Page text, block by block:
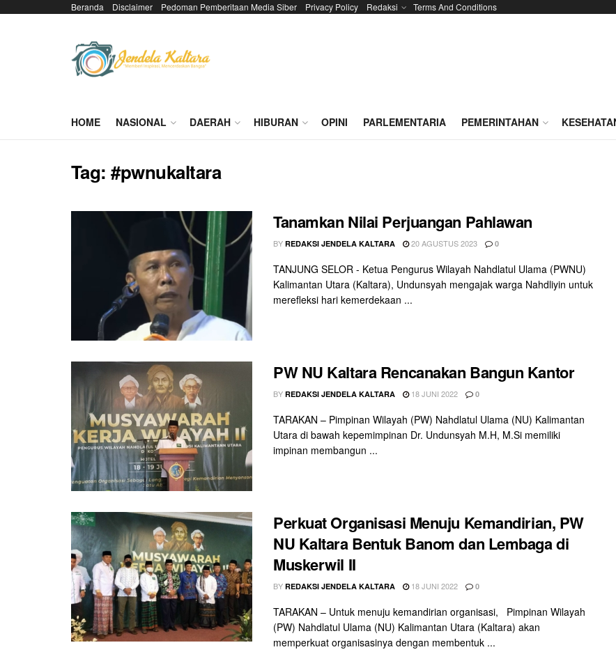
Beranda Disclaimer Pedoman Pemberitaan Media Siber Privacy Policy Redaksi Terms And Conditions
HOME NASIONAL DAERAH HIBURAN OPINI PARLEMENTARIA PEMERINTAHAN
Tag:#pwnukaltara
Tanamkan Nilai Perjuangan Pahlawan
BY REDAKSI JENDELA KALTARA 20 AGUSTUS 2023 0
TANJUNG SELOR - Ketua Pengurus Wilayah Nahdlatul Ulama (PWNU)
Kalimantan Utara (Kaltara), Undunsyah mengajak warga Nahdliyin untuk
merefleksi hari kemerdekaan ...
PW NU Kaltara Rencanakan Bangun Kantor
BY REDAKSI JENDELA KALTARA 18 JUNI 2022 0
TARAKAN – Pimpinan Wilayah (PW) Nahdlatul Ulama (NU) Kalimantan
Utara di bawah kepemimpinan Dr. Undunsyah M.H, M.Si memiliki
impinan membangun ...
Perkuat Organisasi Menuju Kemandirian, PW
NU Kaltara Bentuk Banom dan Lembaga di
Muskerwil II
BY REDAKSI JENDELA KALTARA 18 JUNI 2022 0
TARAKAN – Untuk menuju kemandirian organisasi, Pimpinan Wilayah
(PW) Nahdlatul Ulama (NU) Kalimantan Utara (Kaltara) akan
memperkuat organisasinya dengan membentuk ...